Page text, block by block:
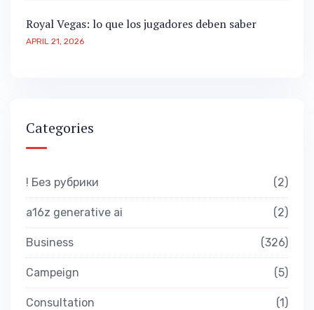
Royal Vegas: lo que los jugadores deben saber
APRIL 21, 2026
Categories
! Без рубрики 2
a16z generative ai 2
Business 326
Campeign 5
Consultation 1